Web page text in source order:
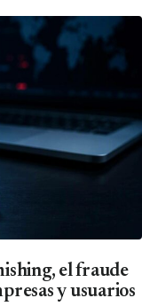
el fraude
y usuarios